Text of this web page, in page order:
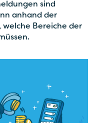
sind
anhand der
welche Bereiche der